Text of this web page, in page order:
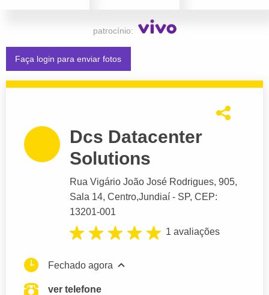
patrocínio:
Faça login para enviar fotos
Dcs Datacenter
Solutions
Rua Vigário João José Rodrigues, 905,
Sala 14, Centro,Jundiaí - SP, CEP:
13201-001
1 avaliações
Fechado agora
ver telefone